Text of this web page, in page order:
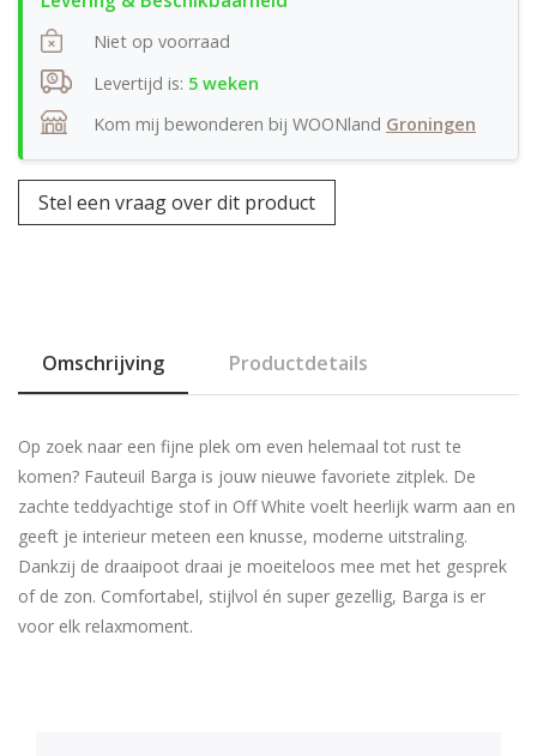
Niet op voorraad
Levertijd is: 5 weken
Kom mij bewonderen bij WOONland Groningen
Stel een vraag over dit product
Omschrijving Productdetails
Op zoek naar een fijne plek om even helemaal tot rust te
komen? Fauteuil Barga is jouw nieuwe favoriete zitplek. De
zachte teddyachtige stof in Off White voelt heerlijk warm aan en
geeft je interieur meteen een knusse, moderne uitstraling.
Dankzij de draaipoot draai je moeiteloos mee met het gesprek
of de zon. Comfortabel, stijlvol én super gezellig, Barga is er
voor elk relaxmoment.